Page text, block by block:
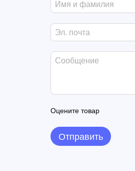
Оцените товар
Отправить